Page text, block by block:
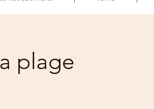
plage